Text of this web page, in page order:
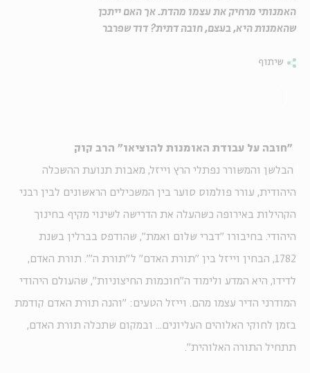
האמנותי מרחיק את עצמו מהדת. אך האם ייתכן
שהאמנות היא, בעצם, חובה דתית? דוד שפרבר
שיתוף
"חובה על עבודת האומנות להוציאו" הרב קוק
הבלשן והמשורר נפתלי הרץ וייזל, מאבות תנועת ההשכלה
היהודית, עורר פולמוס סוער בין המשכילים הראשונים לבין רבני
הקהילות באירופה כשהעלה את הדרישה לשינוי מקיף בחינוך
היהודי. בחיבורו "דברי שלום ואמת", שהודפס בברלין בשנת
1782, הבחין וייזל בין "תורת האדם" ל"תורת ה'". תורת האדם,
לדידו, היא המדע ולימוד ה"חוכמות החיצוניות", שהעולם היהודי
המודרני הדיר עצמו מהם. וייזל הטעים: "והנה תורת האדם קודמת
בזמן לחוקי האלוהים העליונים... ובמקום שתכלה תורת האדם,
תתחיל התורה האלוהית".